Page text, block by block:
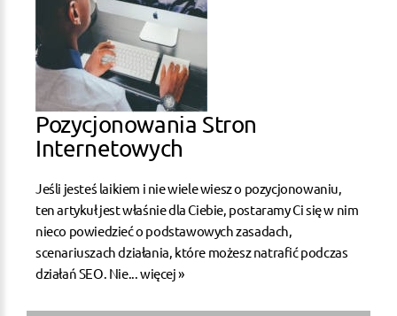
Pozycjonowania Stron
Internetowych
Jeśli jesteś laikiem i nie wiele wiesz o pozycjonowaniu,
ten artykuł jest właśnie dla Ciebie, postaramy Ci się w nim
nieco powiedzieć o podstawowych zasadach,
scenariuszach działania, które możesz natrafić podczas
działań SEO. Nie... więcej »